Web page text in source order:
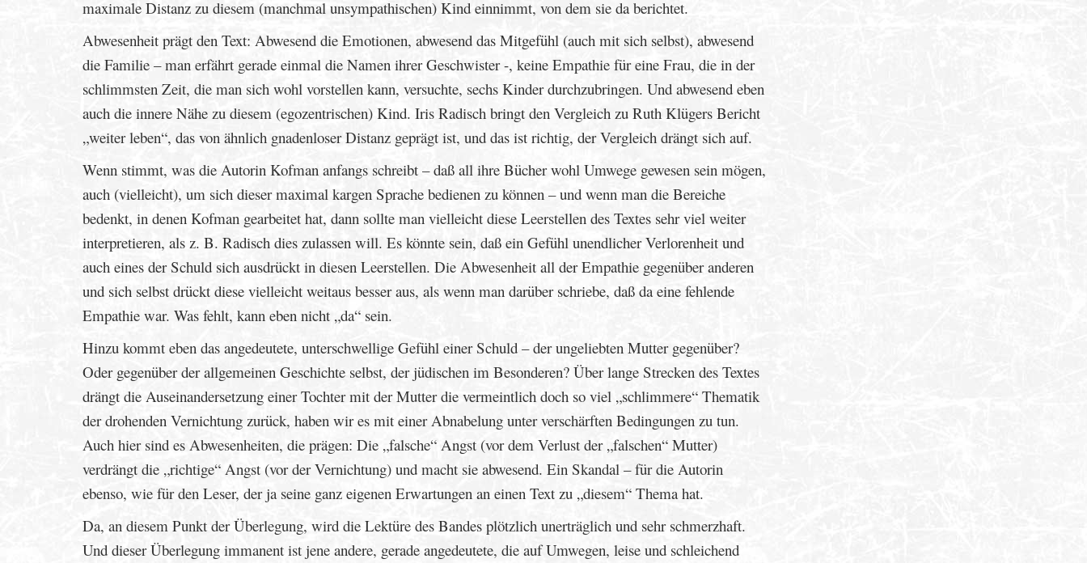
maximale Distanz zu diesem (manchmal unsympathischen) Kind einnimmt, von dem sie da berichtet.
Abwesenheit prägt den Text: Abwesend die Emotionen, abwesend das Mitgefühl (auch mit sich selbst), abwesend
die Familie – man erfährt gerade einmal die Namen ihrer Geschwister -, keine Empathie für eine Frau, die in der
schlimmsten Zeit, die man sich wohl vorstellen kann, versuchte, sechs Kinder durchzubringen. Und abwesend eben
auch die innere Nähe zu diesem (egozentrischen) Kind. Iris Radisch bringt den Vergleich zu Ruth Klügers Bericht
„weiter leben“, das von ähnlich gnadenloser Distanz geprägt ist, und das ist richtig, der Vergleich drängt sich auf.
Wenn stimmt, was die Autorin Kofman anfangs schreibt – daß all ihre Bücher wohl Umwege gewesen sein mögen,
auch (vielleicht), um sich dieser maximal kargen Sprache bedienen zu können – und wenn man die Bereiche
bedenkt, in denen Kofman gearbeitet hat, dann sollte man vielleicht diese Leerstellen des Textes sehr viel weiter
interpretieren, als z. B. Radisch dies zulassen will. Es könnte sein, daß ein Gefühl unendlicher Verlorenheit und
auch eines der Schuld sich ausdrückt in diesen Leerstellen. Die Abwesenheit all der Empathie gegenüber anderen
und sich selbst drückt diese vielleicht weitaus besser aus, als wenn man darüber schriebe, daß da eine fehlende
Empathie war. Was fehlt, kann eben nicht „da“ sein.
Hinzu kommt eben das angedeutete, unterschwellige Gefühl einer Schuld – der ungeliebten Mutter gegenüber?
Oder gegenüber der allgemeinen Geschichte selbst, der jüdischen im Besonderen? Über lange Strecken des Textes
drängt die Auseinandersetzung einer Tochter mit der Mutter die vermeintlich doch so viel „schlimmere“ Thematik
der drohenden Vernichtung zurück, haben wir es mit einer Abnabelung unter verschärften Bedingungen zu tun.
Auch hier sind es Abwesenheiten, die prägen: Die „falsche“ Angst (vor dem Verlust der „falschen“ Mutter)
verdrängt die „richtige“ Angst (vor der Vernichtung) und macht sie abwesend. Ein Skandal – für die Autorin
ebenso, wie für den Leser, der ja seine ganz eigenen Erwartungen an einen Text zu „diesem“ Thema hat.
Da, an diesem Punkt der Überlegung, wird die Lektüre des Bandes plötzlich unerträglich und sehr schmerzhaft.
Und dieser Überlegung immanent ist jene andere, gerade angedeutete, die auf Umwegen, leise und schleichend